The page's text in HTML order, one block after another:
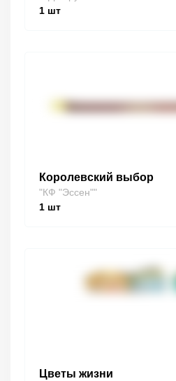
1 шт
Королевский выбор
"КФ "Эссен""
1 шт
Цветы жизни